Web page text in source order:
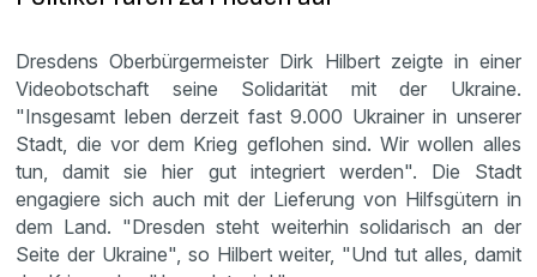
Dresdens Oberbürgermeister Dirk Hilbert zeigte in einer
Videobotschaft seine Solidarität mit der Ukraine.
"Insgesamt leben derzeit fast 9.000 Ukrainer in unserer
Stadt, die vor dem Krieg geflohen sind. Wir wollen alles
tun, damit sie hier gut integriert werden". Die Stadt
engagiere sich auch mit der Lieferung von Hilfsgütern in
dem Land. "Dresden steht weiterhin solidarisch an der
Seite der Ukraine", so Hilbert weiter, "Und tut alles, damit